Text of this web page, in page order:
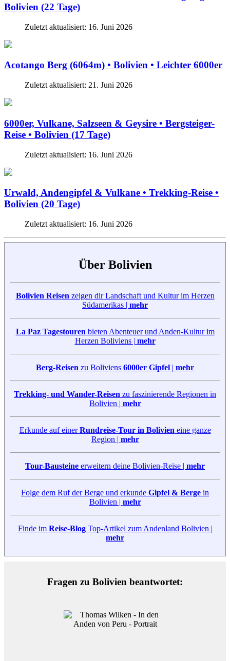
Bolivien (22 Tage)
Zuletzt aktualisiert: 16. Juni 2026
Acotango Berg (6064m) • Bolivien • Leichter 6000er
Zuletzt aktualisiert: 21. Juni 2026
6000er, Vulkane, Salzseen & Geysire • Bergsteiger-
Reise • Bolivien (17 Tage)
Zuletzt aktualisiert: 16. Juni 2026
Urwald, Andengipfel & Vulkane • Trekking-Reise •
Bolivien (20 Tage)
Zuletzt aktualisiert: 16. Juni 2026
Über Bolivien
Bolivien Reisen zeigen dir Landschaft und Kultur im Herzen
Südamerikas | mehr
La Paz Tagestouren bieten Abenteuer und Anden-Kultur im
Herzen Boliviens | mehr
Berg-Reisen zu Boliviens 6000er Gipfel | mehr
Trekking- und Wander-Reisen zu faszinierende Regionen in
Bolivien | mehr
Erkunde auf einerRundreise-Tour in Bolivien eine ganze
Region | mehr
Tour-Bausteine erweitern deine Bolivien-Reise | mehr
Folge dem Ruf der Berge und erkunde Gipfel & Berge in
Bolivien | mehr
Finde im Reise-BlogTop-Artikel zum Andenland Bolivien |
mehr
Fragen zu Bolivien beantwortet: